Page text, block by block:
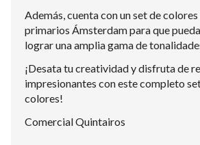
Además, cuenta con un set de
primarios Ámsterdam para que
lograr una amplia gama de
¡Desata tu creatividad y disfruta de
impresionantes con este completo
colores!
Comercial Quintairos